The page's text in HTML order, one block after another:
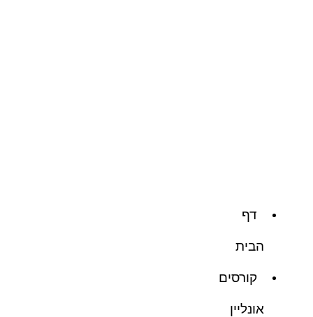
דף
הבית
קורסים
אונליין